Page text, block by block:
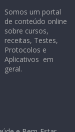
Somos um portal
de conteúdo online
sobre cursos,
receitas, Testes,
Protocolos e
Aplicativos em
geral.